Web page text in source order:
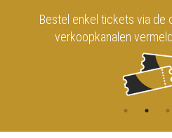
Bestel enkel tickets via de
verkoopkanalen